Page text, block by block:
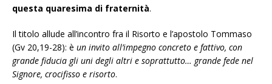
questa quaresima di fraternità.
Il titolo allude all’incontro fra il Risorto e l’apostolo Tommaso
(Gv 20,19-28): è un invito all’impegno concreto e fattivo, con
grande fiducia gli uni degli altri e soprattutto… grande fede nel
Signore, crocifisso e risorto.